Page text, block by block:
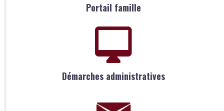
Portail famille
Démarches administratives